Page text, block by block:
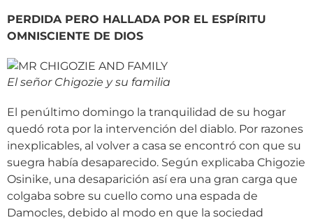
PERDIDA PERO HALLADA POR EL ESPÍRITU
OMNISCIENTE DE DIOS
El señor Chigozie y su familia
El penúltimo domingo la tranquilidad de su hogar
quedó rota por la intervención del diablo. Por razones
inexplicables, al volver a casa se encontró con que su
suegra había desaparecido. Según explicaba Chigozie
Osinike, una desaparición así era una gran carga que
colgaba sobre su cuello como una espada de
Damocles, debido al modo en que la sociedad